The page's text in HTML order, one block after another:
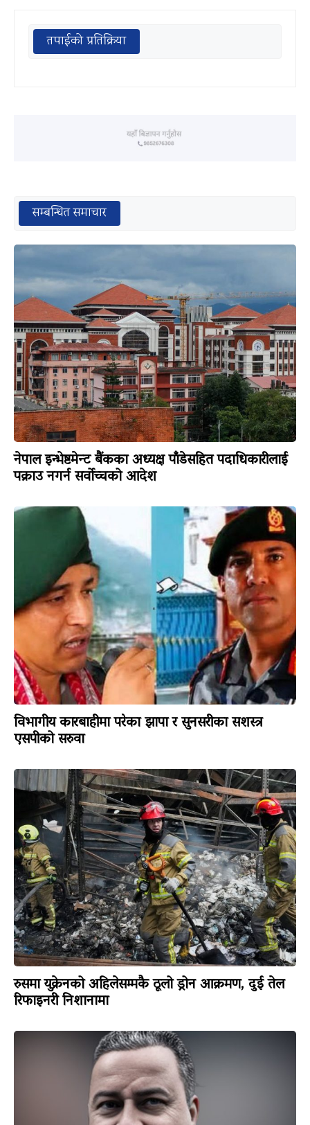
तपाईको प्रतिक्रिया
सम्बन्धित समाचार
नेपाल इन्भेष्टमेन्ट बैंकका अध्यक्ष पाँडेसहित पदाधिकारीलाई
पक्राउ नगर्न सर्वोच्चको आदेश
विभागीय कारबाहीमा परेका झापा र सुनसरीका सशस्त्र
एसपीको सरुवा
रुसमा युक्रेनको अहिलेसम्मकै ठूलो ड्रोन आक्रमण, दुई तेल
रिफाइनरी निशानामा